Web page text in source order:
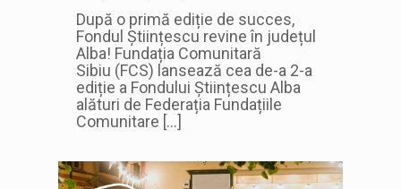
După o primă ediție de succes,
Fondul Științescu revine în județul
Alba! Fundația Comunitară
Sibiu (FCS) lansează cea de-a 2-a
ediție a Fondului Științescu Alba
alături de Federația Fundațiile
Comunitare […]